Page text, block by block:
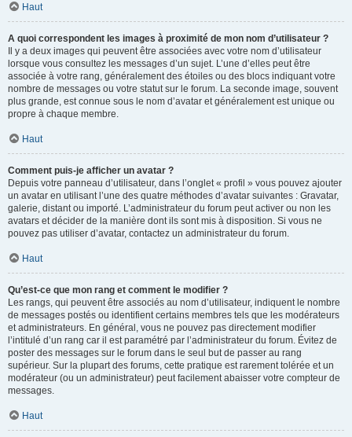
Haut
A quoi correspondent les images à proximité de mon nom d’utilisateur ?
Il y a deux images qui peuvent être associées avec votre nom d’utilisateur
lorsque vous consultez les messages d’un sujet. L’une d’elles peut être
associée à votre rang, généralement des étoiles ou des blocs indiquant votre
nombre de messages ou votre statut sur le forum. La seconde image, souvent
plus grande, est connue sous le nom d’avatar et généralement est unique ou
propre à chaque membre.
Haut
Comment puis-je afficher un avatar ?
Depuis votre panneau d’utilisateur, dans l’onglet « profil » vous pouvez ajouter
un avatar en utilisant l’une des quatre méthodes d’avatar suivantes : Gravatar,
galerie, distant ou importé. L’administrateur du forum peut activer ou non les
avatars et décider de la manière dont ils sont mis à disposition. Si vous ne
pouvez pas utiliser d’avatar, contactez un administrateur du forum.
Haut
Qu’est-ce que mon rang et comment le modifier ?
Les rangs, qui peuvent être associés au nom d’utilisateur, indiquent le nombre
de messages postés ou identifient certains membres tels que les modérateurs
et administrateurs. En général, vous ne pouvez pas directement modifier
l’intitulé d’un rang car il est paramétré par l’administrateur du forum. Évitez de
poster des messages sur le forum dans le seul but de passer au rang
supérieur. Sur la plupart des forums, cette pratique est rarement tolérée et un
modérateur (ou un administrateur) peut facilement abaisser votre compteur de
messages.
Haut